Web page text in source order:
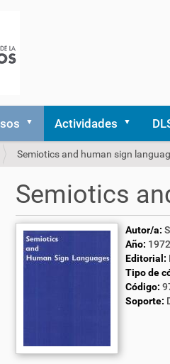
Actividades
Semiotics and human sign
Semiotics
Autor/a:
Año: 1972
Editorial:
Tipo de
Código:
Soporte: